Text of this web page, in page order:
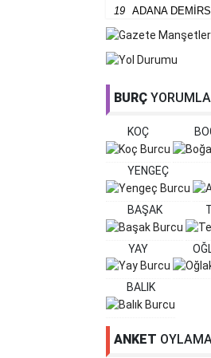
19
ADANA
BURÇ
KOÇ
YENGEÇ
BAŞAK
YAY
BALIK
ANKET